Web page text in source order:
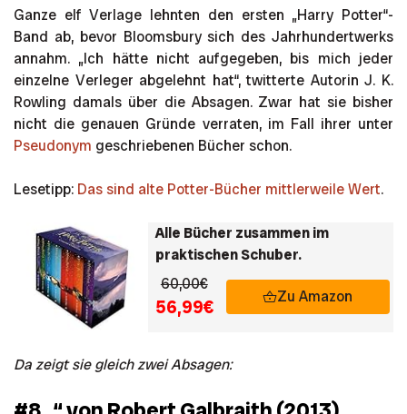
Ganze elf Verlage lehnten den ersten „Harry Potter“-
Band ab, bevor Bloomsbury sich des Jahrhundertwerks
annahm. „Ich hätte nicht aufgegeben, bis mich jeder
einzelne Verleger abgelehnt hat“, twitterte Autorin J. K.
Rowling damals über die Absagen. Zwar hat sie bisher
nicht die genauen Gründe verraten, im Fall ihrer unter
Pseudonym geschriebenen Bücher schon.
Lesetipp: Das sind alte Potter-Bücher mittlerweile Wert.
Alle Bücher zusammen im
praktischen Schuber.
60,00€
56,99€ Zu Amazon
Da zeigt sie gleich zwei Absagen: